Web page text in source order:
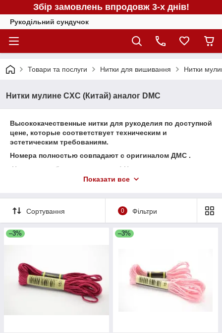
Збір замовлень впродовж 3-х днів!
Рукодільний сундучок
Товари та послуги Нитки для вишивання Нитки
Нитки мулине CXC (Китай) аналог DMC
Высококачественные нитки для рукоделия по доступной
цене, которые соответствует техническим и
эстетическим требованиям.
Номера полностью совпадают с оригиналом ДМС .
Не нужны таблицы переводов! Нитки не линяют и не
небольших, средних и крупных работ, пейзажей,
портретов. Тщательно проработанная цветовая гамма
переходы, именно поэтому мулине СХС идеально
подходит для вышивки картин с большим количеством
Високоякісне фарбування надає нитками дивовижний
блиск, світло - і термостійкість. Ретельно опрацьована і
дуже різноманітна колірна гамма.
Показати все
Сортування 0 Фільтри
–3% –3%